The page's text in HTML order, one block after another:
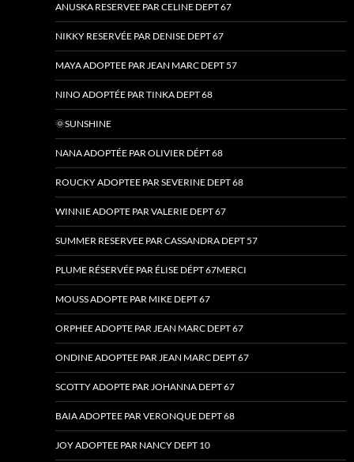
ANUSKA RESERVEE PAR CELINE DEPT 67
NIKKY RESERVÉE PAR DENISE DEPT 67
MAYA ADOPTEE PAR JEAN MARC DEPT 57
NINO ADOPTÉE PAR TINKA DEPT 68
🌞SUNSHINE
NANA ADOPTÉE PAR OLIVIER DÉPT 68
ROUCKY ADOPTEE PAR SEVERINE DEPT 68
WINNIE ADOPTE PAR VALERIE DEPT 67
SUMMER RESERVEE PAR CASSANDRA DEPT 57
PLUME RÉSERVÉE PAR ÉLISE DÉPT 67MERCI
MOUSS ADOPTE PAR MIKE DEPT 67
ORPHEE ADOPTE PAR JEAN MARC DEPT 67
ONDINE ADOPTEE PAR JEAN MARC DEPT 67
SCOTTY ADOPTE PAR JOHANNA DEPT 67
BAIA ADOPTEE PAR VERONQUE DEPT 68
JOY ADOPTEE PAR NANCY DEPT 10